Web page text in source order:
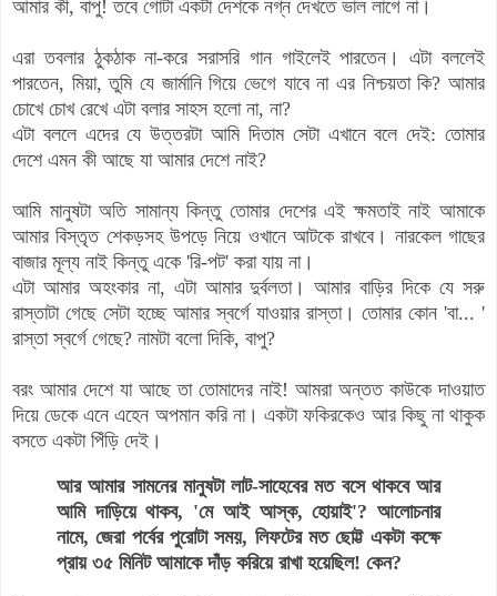
আমার কী, বাপু! তবে গোটা একটা দেশকে নগ্ন দেখতে ভাল লাগে না।
এরা তবলার ঠুকঠাক না-করে সরাসরি গান গাইলেই পারতেন। এটা বললেই
পারতেন, মিয়া, তুমি যে জার্মানি গিয়ে ভেগে যাবে না এর নিশ্চয়তা কি? আমার
চোখে চোখ রেখে এটা বলার সাহস হলো না, না?
এটা বললে এদের যে উত্তরটা আমি দিতাম সেটা এখানে বলে দেই: তোমার
দেশে এমন কী আছে যা আমার দেশে নাই?
আমি মানুষটা অতি সামান্য কিন্তু তোমার দেশের এই ক্ষমতাই নাই আমাকে
আমার বিস্তৃত শেকড়সহ উপড়ে নিয়ে ওখানে আটকে রাখবে। নারকেল গাছের
বাজার মূল্য নাই কিন্তু একে 'রি-পট' করা যায় না।
এটা আমার অহংকার না, এটা আমার দুর্বলতা। আমার বাড়ির দিকে যে সরু
রাস্তাটা গেছে সেটা হচ্ছে আমার স্বর্গে যাওয়ার রাস্তা। তোমার কোন 'বা... '
রাস্তা স্বর্গে গেছে? নামটা বলো দিকি, বাপু?
বরং আমার দেশে যা আছে তা তোমাদের নাই! আমরা অন্তত কাউকে দাওয়াত
দিয়ে ডেকে এনে এহেন অপমান করি না। একটা ফকিরকেও আর কিছু না থাকুক
বসতে একটা পিঁড়ি দেই।
আর আমার সামনের মানুষটা লাট-সাহেবের মত বসে থাকবে আর
আমি দাড়িয়ে থাকব, 'মে আই আস্ক, হোয়াই'? আলোচনার
নামে, জেরা পর্বের পুরোটা সময়, লিফটের মত ছোট্ট একটা কক্ষে
প্রায় ৩৫ মিনিট আমাকে দাঁড় করিয়ে রাখা হয়েছিল! কেন?